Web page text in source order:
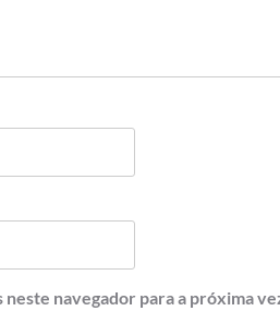
neste navegador para a próxima